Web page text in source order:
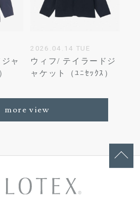
ャ
2026.04.14 TUE
ウィフ/ テイラードジ
ャケット（ﾕﾆｾｯｸｽ）
more view